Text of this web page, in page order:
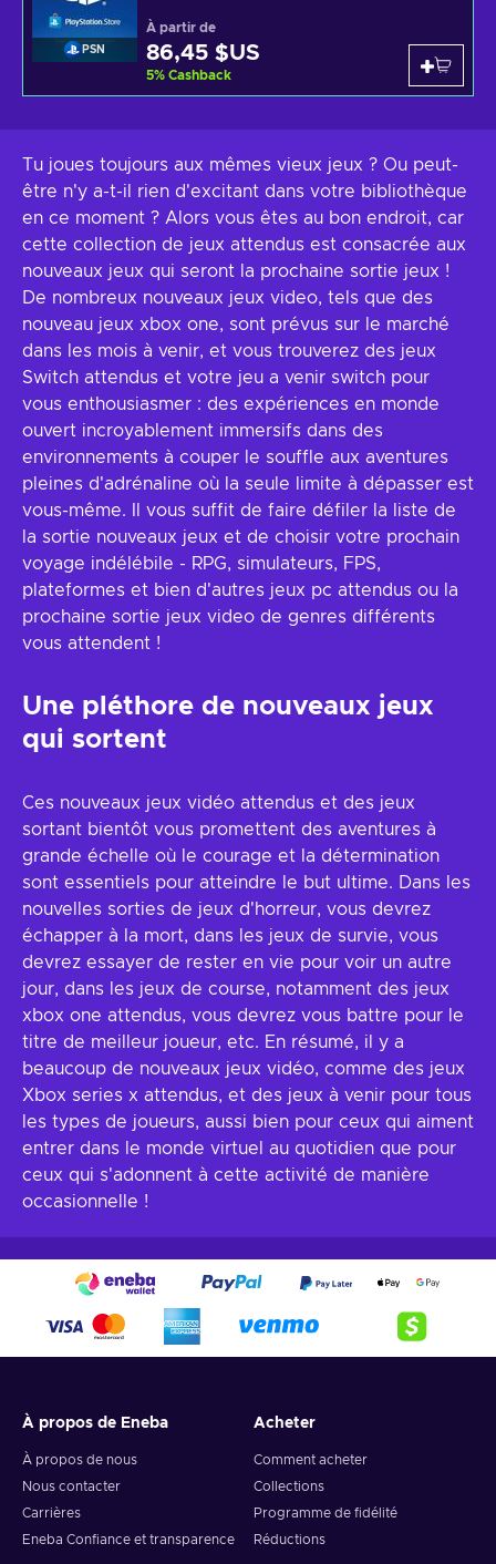
PSN
À partir de
86,45 $US
5% Cashback
Tu joues toujours aux mêmes vieux jeux ? Ou peut-
être n'y a-t-il rien d'excitant dans votre bibliothèque
en ce moment ? Alors vous êtes au bon endroit, car
cette collection de jeux attendus est consacrée aux
nouveaux jeux qui seront la prochaine sortie jeux !
De nombreux nouveaux jeux video, tels que des
nouveau jeux xbox one, sont prévus sur le marché
dans les mois à venir, et vous trouverez des jeux
Switch attendus et votre jeu a venir switch pour
vous enthousiasmer : des expériences en monde
ouvert incroyablement immersifs dans des
environnements à couper le souffle aux aventures
pleines d'adrénaline où la seule limite à dépasser est
vous-même. Il vous suffit de faire défiler la liste de
la sortie nouveaux jeux et de choisir votre prochain
voyage indélébile - RPG, simulateurs, FPS,
plateformes et bien d'autres jeux pc attendus ou la
prochaine sortie jeux video de genres différents
vous attendent !
Une pléthore de nouveaux jeux
qui sortent
Ces nouveaux jeux vidéo attendus et des jeux
sortant bientôt vous promettent des aventures à
grande échelle où le courage et la détermination
sont essentiels pour atteindre le but ultime. Dans les
nouvelles sorties de jeux d'horreur, vous devrez
échapper à la mort, dans les jeux de survie, vous
devrez essayer de rester en vie pour voir un autre
jour, dans les jeux de course, notamment des jeux
xbox one attendus, vous devrez vous battre pour le
titre de meilleur joueur, etc. En résumé, il y a
beaucoup de nouveaux jeux vidéo, comme des jeux
Xbox series x attendus, et des jeux à venir pour tous
les types de joueurs, aussi bien pour ceux qui aiment
entrer dans le monde virtuel au quotidien que pour
ceux qui s'adonnent à cette activité de manière
occasionnelle !
À propos de Eneba
À propos de nous
Nous contacter
Carrières
Eneba Confiance et transparence
Acheter
Comment acheter
Collections
Programme de fidélité
Réductions